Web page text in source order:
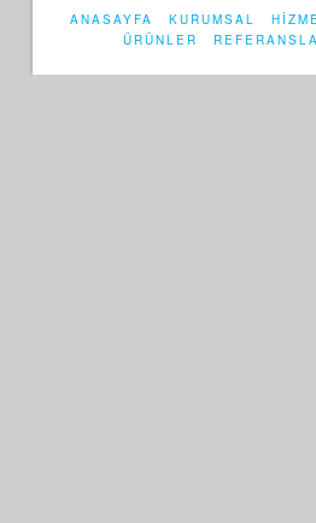
ANASAYFA KURUMSAL
ÜRÜNLER